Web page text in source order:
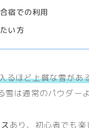
宿での利用
い方
るほど上質な雪があ
雪は通常のパウダー
あり、初心者でも楽